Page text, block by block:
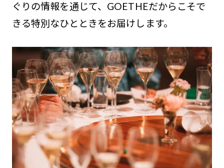
ぐりの情報を通じて、GOETHEだからこそで
きる特別なひとときをお届けします。